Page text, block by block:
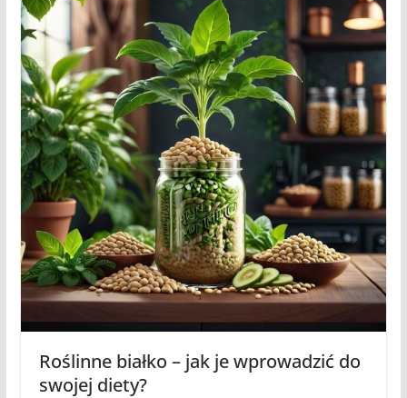
Roślinne białko – jak je wprowadzić do
swojej diety?